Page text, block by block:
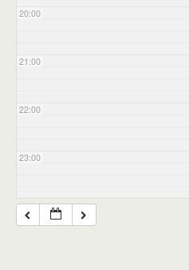
20:00
21:00
22:00
23:00